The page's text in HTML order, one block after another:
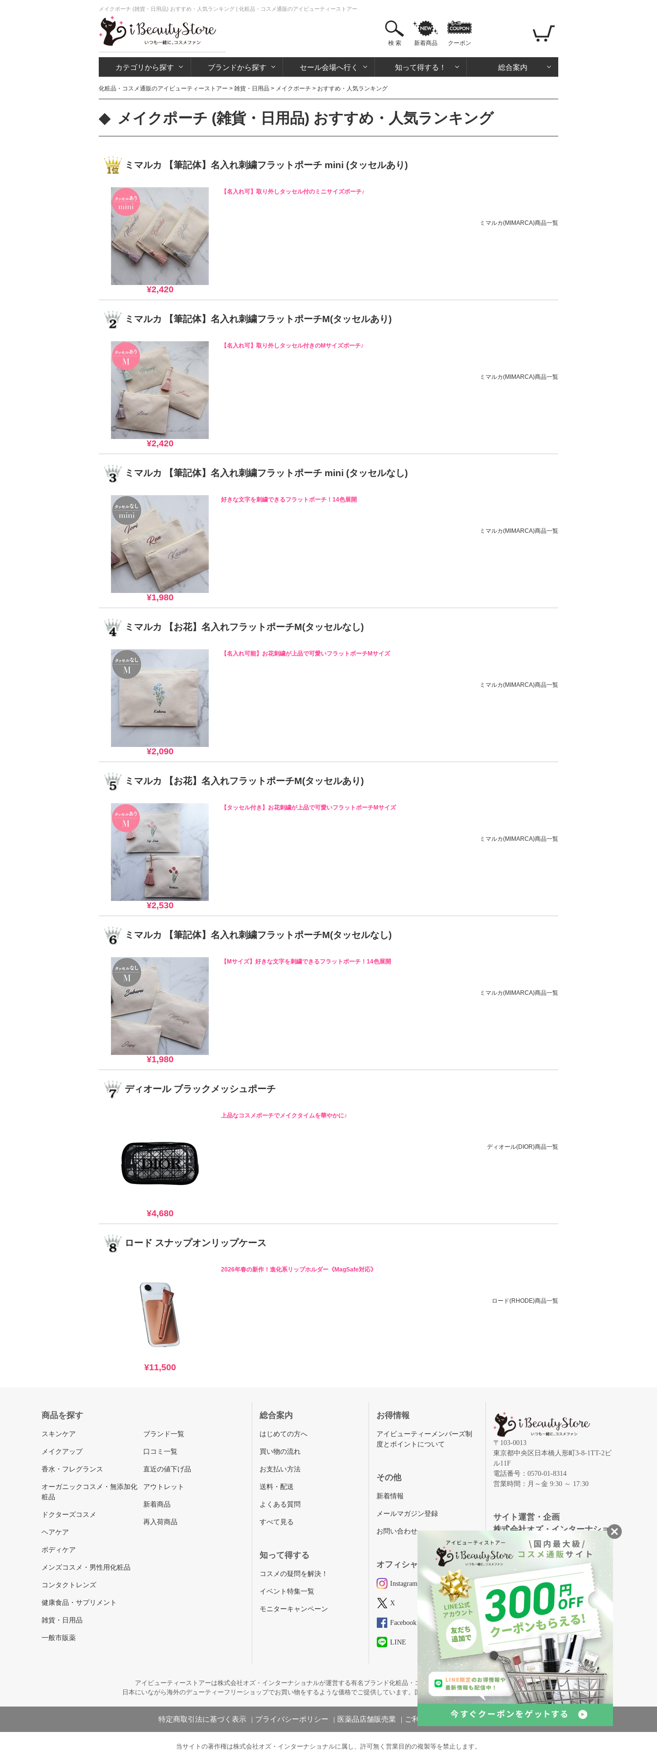
メイクポーチ (雑貨・日用品) おすすめ・人気ランキング | 化粧品・コスメ通販のアイビューティーストアー
検 索 新着商品 クーポン
カテゴリから探す ブランドから探す セール会場へ行く 知って得する！ 総合案内
化粧品・コスメ通販のアイビューティーストアー > 雑貨・日用品 > メイクポーチ > おすすめ・人気ランキング
メイクポーチ (雑貨・日用品) おすすめ・人気ランキング
ミマルカ 【筆記体】名入れ刺繍フラットポーチ mini (タッセルあり)
¥2,420
【名入れ可】取り外しタッセル付のミニサイズポーチ♪
ミマルカ(MIMARCA)商品一覧
ミマルカ 【筆記体】名入れ刺繍フラットポーチM(タッセルあり)
¥2,420
【名入れ可】取り外しタッセル付きのMサイズポーチ♪
ミマルカ(MIMARCA)商品一覧
ミマルカ 【筆記体】名入れ刺繍フラットポーチ mini (タッセルなし)
¥1,980
好きな文字を刺繍できるフラットポーチ！14色展開
ミマルカ(MIMARCA)商品一覧
ミマルカ 【お花】名入れフラットポーチM(タッセルなし)
¥2,090
【名入れ可能】お花刺繍が上品で可愛いフラットポーチMサイズ
ミマルカ(MIMARCA)商品一覧
ミマルカ 【お花】名入れフラットポーチM(タッセルあり)
¥2,530
【タッセル付き】お花刺繍が上品で可愛いフラットポーチMサイズ
ミマルカ(MIMARCA)商品一覧
ミマルカ 【筆記体】名入れ刺繍フラットポーチM(タッセルなし)
¥1,980
【Mサイズ】好きな文字を刺繍できるフラットポーチ！14色展開
ミマルカ(MIMARCA)商品一覧
ディオール ブラックメッシュポーチ
¥4,680
上品なコスメポーチでメイクタイムを華やかに♪
ディオール(DIOR)商品一覧
ロード スナップオンリップケース
¥11,500
2026年春の新作！進化系リップホルダー《MagSafe対応》
ロード(RHODE)商品一覧
商品を探す
スキンケア
メイクアップ
香水・フレグランス
オーガニックコスメ・無添加化
粧品
ドクターズコスメ
ヘアケア
ボディケア
メンズコスメ・男性用化粧品
コンタクトレンズ
健康食品・サプリメント
雑貨・日用品
一般市販薬
ブランド一覧
口コミ一覧
直近の値下げ品
アウトレット
新着商品
再入荷商品
総合案内
はじめての方へ
買い物の流れ
お支払い方法
送料・配送
よくある質問
すべて見る
知って得する
コスメの疑問を解決！
イベント特集一覧
モニターキャンペーン
お得情報
アイビューティーメンバーズ制
度とポイントについて
その他
新着情報
メールマガジン登録
お問い合わせ
オフィシャルSNS
Instagram
X
Facebook
LINE
〒103-0013
東京都中央区日本橋人形町3-8-1TT-2ビ
ル11F
電話番号：0570-01-8314
営業時間：月～金 9:30 ～ 17:30
サイト運営・企画
株式会社オズ・インターナショ
ナル
創業150年、英国伝統の最高級猪毛ハン
ドメイドヘアブラシ
メイソンピアソン
アイビューティーストアーは株式会社オズ・インターナショナルが運営する有名ブランド化粧品・コスメ・美容商品の通販サイトです。
日本にいながら海外のデューティーフリーショップでお買い物をするような価格でご提供しています。国内未発売の化粧品も取り揃えています。
特定商取引法に基づく表示 プライバシーポリシー 医薬品店舗販売業 ご利用規約 倉庫の管理体制
当サイトの著作権は株式会社オズ・インターナショナルに属し、許可無く営業目的の複製等を禁止します。